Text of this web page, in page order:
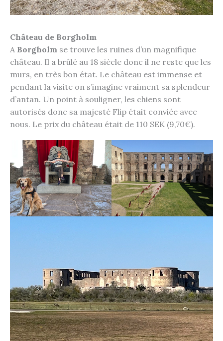
Château de Borgholm
A Borgholm se trouve les ruines d’un magnifique
château. Il a brûlé au 18 siècle donc il ne reste que les
murs, en très bon état. Le château est immense et
pendant la visite on s’imagine vraiment sa splendeur
d’antan. Un point à souligner, les chiens sont
autorisés donc sa majesté Flip était conviée avec
nous. Le prix du château était de 110 SEK (9,70€).